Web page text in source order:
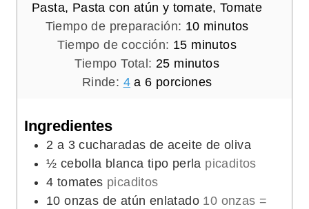
Pasta, Pasta con atún y tomate, Tomate
Tiempo de preparación: 10m
i
n
u
minutos
Tiempo de cocción: 15m
i
n
o
s
minutos
Tiempo Total: 25m
i
s
minutos
Rinde: 4 a 6 porciones
Ingredientes
2 a 3 cucharadas de aceite de oliva
½ cebolla blanca tipo perla picaditos
4 tomates picaditos
10 onzas de atún enlatado 10 onzas =